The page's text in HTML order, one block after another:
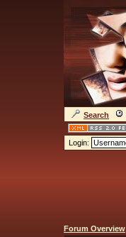
Search
Login:
Forum Overview